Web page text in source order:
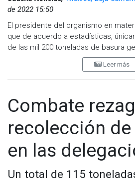
de 2022 15:50
El presidente del organismo en
que de acuerdo a estadísticas,
de las mil 200 toneladas de basura
son enviados al relleno sanitario,
ciento restante terminan en
en Tijuana, seguirá presentando
ayuntamiento para brindar el servicio
habitantes con impactos negativos”,
arrendamiento de camiones,
para lograr aumentar la cobertura,
solo se trata de unidades, sino
Leer más
Combate
recolección de
en las
Un total de 115